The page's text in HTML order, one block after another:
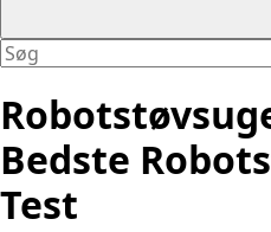
Bedste
Test